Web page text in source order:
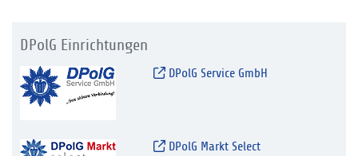
DPolG Einrichtungen
DPolG Service GmbH
DPolG Markt Select